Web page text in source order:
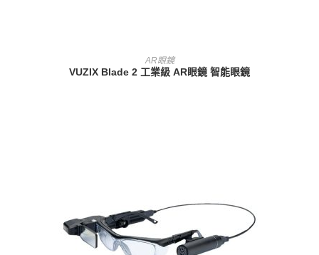
查看內容
AR眼鏡
VUZIX Blade 2 工業級 AR眼鏡 智能眼鏡